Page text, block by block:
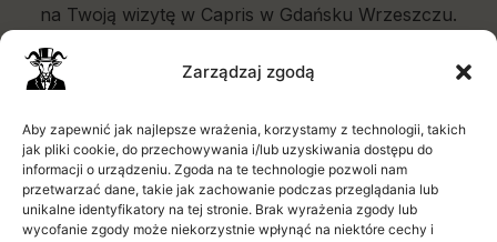
Zarządzaj zgodą
Aby zapewnić jak najlepsze wrażenia, korzystamy z technologii, takich
jak pliki cookie, do przechowywania i/lub uzyskiwania dostępu do
informacji o urządzeniu. Zgoda na te technologie pozwoli nam
przetwarzać dane, takie jak zachowanie podczas przeglądania lub
unikalne identyfikatory na tej stronie. Brak wyrażenia zgody lub
wycofanie zgody może niekorzystnie wpłynąć na niektóre cechy i
na Twoją wizytę w Capris w Gdańsku Wrzeszczu.
+48 537557446
krawiec@capris.pl